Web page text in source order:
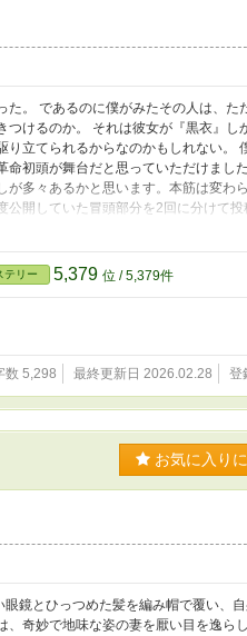
。 であるのに僕がみたその人は、た
けるのか。 それは彼女が『黒衣』し
立てられるからなのかもしれない。
初頭が舞台だと思っていただけまし
多々あるかと思います。本筋は変わら
開していた冒頭部分を2回に分けて投
くださいましたら凄く嬉しいです。
テリー 5,379 位 / 5,379件
数 5,298 最終更新日 2026.02.28 登
お気に入り
鏡とひっつめた髪を編み帽で覆い、
奇妙で地味な姿の妻を厭い目を逸ら